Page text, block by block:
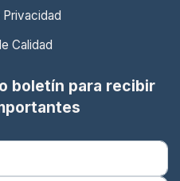
Calidad
boletín para recibir